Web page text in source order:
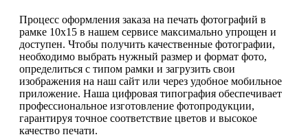
Процесс оформления заказа на печать фотографий в
рамке 10х15 в нашем сервисе максимально упрощен и
доступен. Чтобы получить качественные фотографии,
необходимо выбрать нужный размер и формат фото,
определиться с типом рамки и загрузить свои
изображения на наш сайт или через удобное мобильное
приложение. Наша цифровая типография обеспечивает
профессиональное изготовление фотопродукции,
гарантируя точное соответствие цветов и высокое
качество печати.